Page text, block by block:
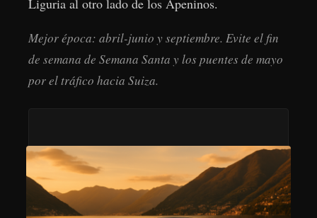
Liguria al otro lado de los Apeninos.
Mejor época: abril-junio y septiembre. Evite el fin
de semana de Semana Santa y los puentes de mayo
por el tráfico hacia Suiza.